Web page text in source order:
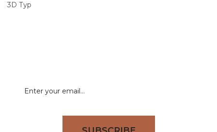
3D Тур